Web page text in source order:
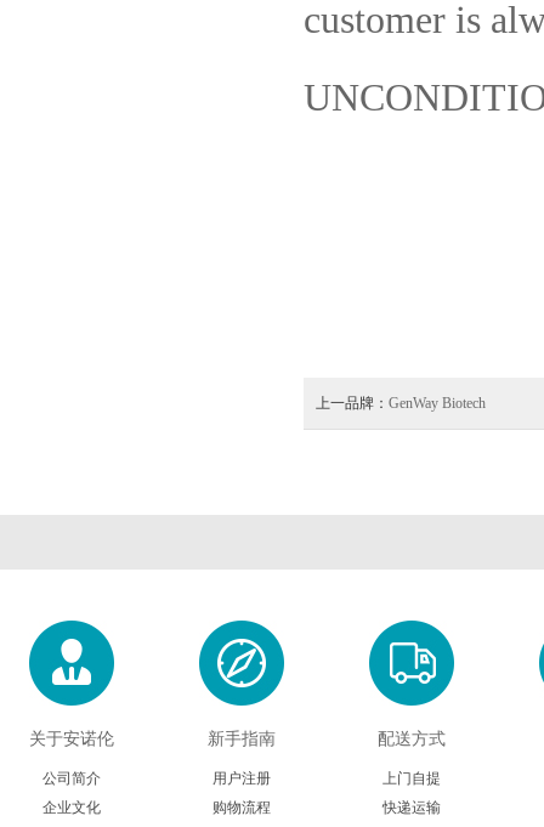
customer is
上一品牌： GenWay Biotech
关于安诺伦
公司简介
企业文化
新手指南
用户注册
购物流程
配送方式
上门自提
快递运输